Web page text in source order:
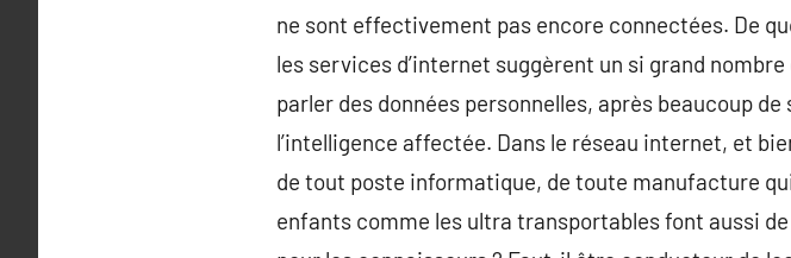
ne sont effectivement pas encore connectées. De
les services d’internet suggèrent un si grand
parler des données personnelles, après beaucoup
l’intelligence affectée. Dans le réseau internet, et
de tout poste informatique, de toute manufacture
enfants comme les ultra transportables font aussi